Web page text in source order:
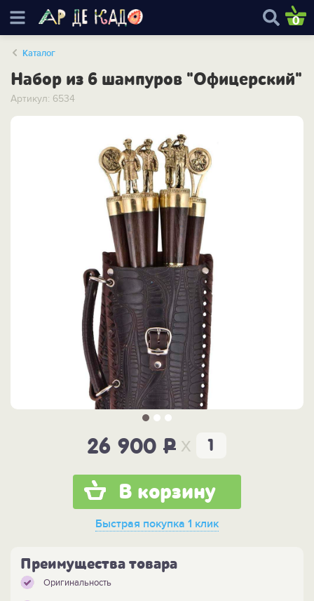
0
Каталог
Набор из 6 шампуров "Офицерский"
Артикул: 6534
26 900 P x
В корзину
Быстрая покупка 1 клик
Преимущества товара
Оригинальность